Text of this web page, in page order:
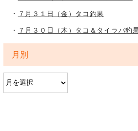
７月３１日（金）タコ釣果
７月３０日（木）タコ＆タイラバ釣
月別